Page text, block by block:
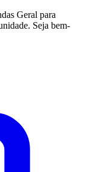
Geral para
Seja bem-